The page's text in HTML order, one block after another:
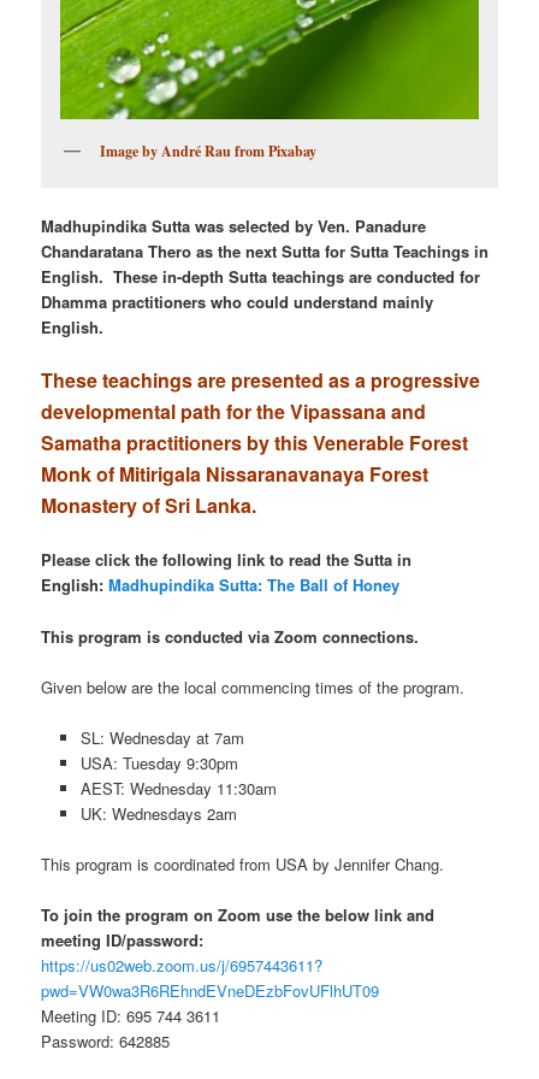
Image by André Rau from Pixabay
Madhupindika Sutta was selected by Ven. Panadure
Chandaratana Thero as the next Sutta for Sutta Teachings in
English. These in-depth Sutta teachings are conducted for
Dhamma practitioners who could understand mainly
English.
These teachings are presented as a progressive
developmental path for the Vipassana and
Samatha practitioners by this Venerable Forest
Monk of Mitirigala Nissaranavanaya Forest
Monastery of Sri Lanka.
Please click the following link to read the Sutta in
English:Madhupindika Sutta: The Ball of Honey
This program is conducted via Zoom connections.
Given below are the local commencing times of the program.
SL: Wednesday at 7am
USA: Tuesday 9:30pm
AEST: Wednesday 11:30am
UK: Wednesdays 2am
This program is coordinated from USA by Jennifer Chang.
To join the program on Zoom use the below link and
meeting ID/password:
https://us02web.zoom.us/j/6957443611?
pwd=VW0wa3R6REhndEVneDEzbFovUFlhUT09
Meeting ID: 695 744 3611
Password: 642885